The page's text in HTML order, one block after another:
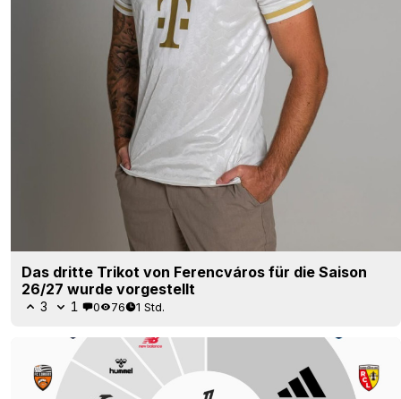
Das dritte Trikot von Ferencváros für die Saison
26/27 wurde vorgestellt
3 1 0 76 1 Std.